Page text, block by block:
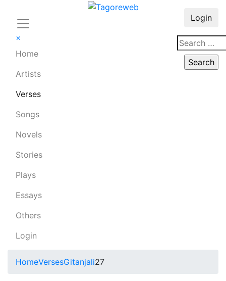
×
Home
Artists
Verses
Songs
Novels
Stories
Plays
Essays
Others
Login
Login
HomeVersesGitanjali27